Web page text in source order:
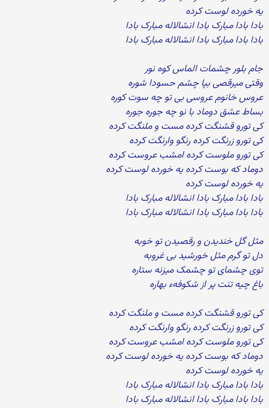
یه خورده لوست کرده
بادا بادا مبارک بادا انشالاله مبارک بادا
بادا بادا مبارک بادا انشالاله مبارک بادا
جام بلور چشمات الماس کوه نور
وقتی میرقصی بپا چشم حسودا شوره
عروس خانوم عروسی بی تو چه سوت کوره
بساط عشق دوماد با نو چه جوره جوره
کی تورو قشنگت کرده مست و ملنگت کرده
کی تورو زرنگت کرده رنگو وارنگت کرده
کی تورو ملوست کرده امشب عروست کرده
دوماد که بوست کرده یه خورده لوست کرده
یه خورده لوست کرده
بادا بادا مبارک بادا انشالاله مبارک بادا
بادا بادا مبارک بادا انشالاله مبارک بادا
مثل گل خندیدن و رقصیدن تو خوبه
دل تو گرم مثل خورشید بی غروبه
توی چشمای تو چشمک میزنه ستاره
باغ چیه تنت پر از شکوفهء بهاره
کی تورو قشنگت کرده مست و ملنگت کرده
کی تورو زرنگت کرده رنگو وارنگت کرده
کی تورو ملوست کرده امشب عروست کرده
دوماد که بوست کرده یه خورده لوست کرده
یه خورده لوست کرده
بادا بادا مبارک بادا انشالاله مبارک بادا
بادا بادا مبارک بادا انشالاله مبارک بادا